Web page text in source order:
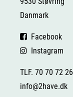
Danmark
Facebook
Instagram
TLF. 70 70 72 26
info@2have.dk